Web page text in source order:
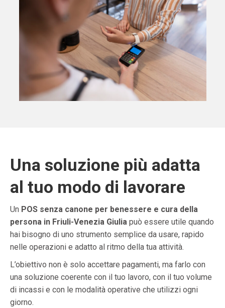
Una soluzione più adatta
al tuo modo di lavorare
Un POS senza canone per benessere e cura della
persona in Friuli-Venezia Giulia può essere utile quando
hai bisogno di uno strumento semplice da usare, rapido
nelle operazioni e adatto al ritmo della tua attività.
L’obiettivo non è solo accettare pagamenti, ma farlo con
una soluzione coerente con il tuo lavoro, con il tuo volume
di incassi e con le modalità operative che utilizzi ogni
giorno.